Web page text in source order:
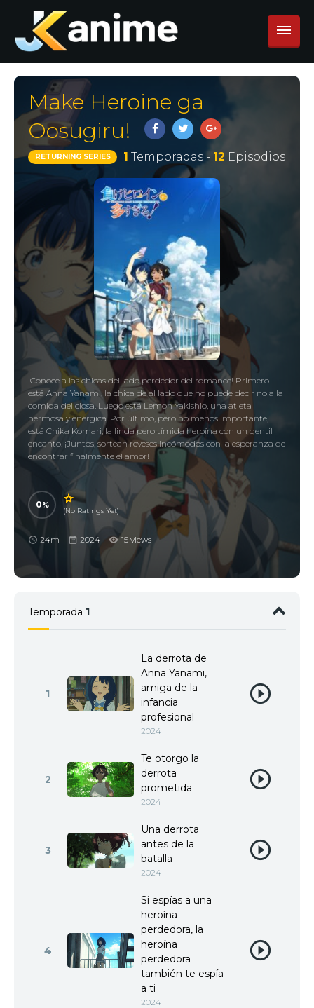
Make Heroine ga
Oosugiru!
RETURNING SERIES 1 Temporadas - 12 Episodios
¡Conoce a las chicas del lado perdedor del romance! Primero
está Anna Yanami, la chica de al lado que no puede decir no a la
comida deliciosa. Luego está Lemon Yakishio, una atleta
hermosa y enérgica. Por último, pero no menos importante,
está Chika Komari, la linda pero tímida heroína con un gentil
encanto. ¡Juntos, sortean reveses incómodos con la esperanza de
encontrar finalmente el amor!
0
(No Ratings Yet)
24m 2024 15 views
Temporada 1
1
La derrota de
Anna Yanami,
amiga de la
infancia
profesional
2024
2
Te otorgo la
derrota
prometida
2024
3
Una derrota
antes de la
batalla
2024
4
Si espías a una
heroína
perdedora, la
heroína
perdedora
también te espía
a ti
2024